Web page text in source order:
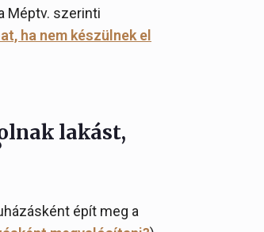
Méptv. szerinti
ha nem készülnek el
lakást,
épít meg a